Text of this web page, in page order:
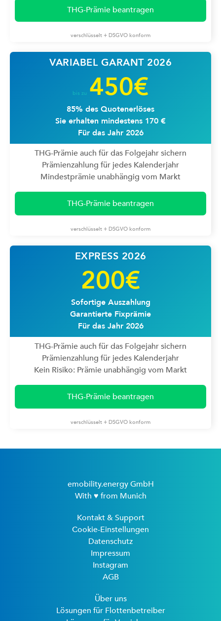
THG-Prämie beantragen
verschlüsselt + DSGVO konform
VARIABEL GARANT 2026
bis zu450€
85% des Quotenerlöses
Sie erhalten mindestens 170 €
Für das Jahr 2026
THG-Prämie auch für das Folgejahr sichern
Prämienzahlung für jedes Kalenderjahr
Mindestprämie unabhängig vom Markt
THG-Prämie beantragen
verschlüsselt + DSGVO konform
EXPRESS 2026
200€
Sofortige Auszahlung
Garantierte Fixprämie
Für das Jahr 2026
THG-Prämie auch für das Folgejahr sichern
Prämienzahlung für jedes Kalenderjahr
Kein Risiko: Prämie unabhängig vom Markt
THG-Prämie beantragen
verschlüsselt + DSGVO konform
emobility.energy GmbH
With ♥ from Munich
Kontakt & Support
Cookie-Einstellungen
Datenschutz
Impressum
Instagram
AGB
Über uns
Lösungen für Flottenbetreiber